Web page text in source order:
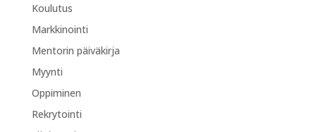
Koulutus
Markkinointi
Mentorin päiväkirja
Myynti
Oppiminen
Rekrytointi